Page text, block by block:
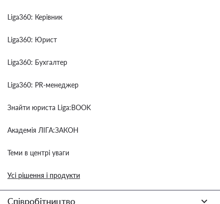
Liga360: Керівник
Liga360: Юрист
Liga360: Бухгалтер
Liga360: PR-менеджер
Знайти юриста Liga:BOOK
Академія ЛІГА:ЗАКОН
Теми в центрі уваги
Усі рішення і продукти
Співробітництво